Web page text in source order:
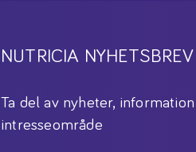
NUTRICIA NYHETSBREV
Ta del av nyheter,
intresseområde